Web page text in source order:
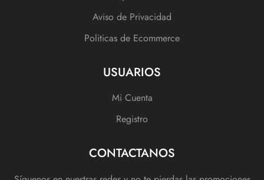
Aviso de Privacidad
Politicas de Ecommerce
USUARIOS
Mi Cuenta
Registro
CONTACTANOS